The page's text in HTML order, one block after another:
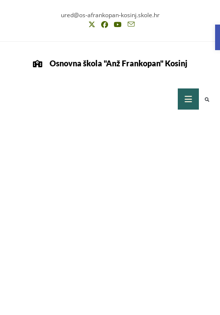
ured@os-afrankopan-kosinj.skole.hr
Osnovna škola "Anž Frankopan" Kosinj